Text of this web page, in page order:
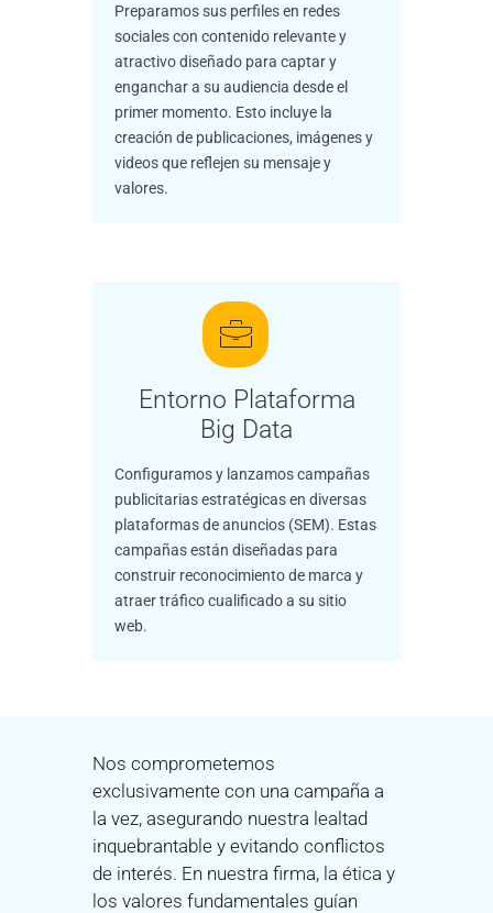
Preparamos sus perfiles en redes
sociales con contenido relevante y
atractivo diseñado para captar y
enganchar a su audiencia desde el
primer momento. Esto incluye la
creación de publicaciones, imágenes y
videos que reflejen su mensaje y
valores.
Entorno Plataforma
Big Data
Configuramos y lanzamos campañas
publicitarias estratégicas en diversas
plataformas de anuncios (SEM). Estas
campañas están diseñadas para
construir reconocimiento de marca y
atraer tráfico cualificado a su sitio
web.
Nos comprometemos
exclusivamente con una campaña a
la vez, asegurando nuestra lealtad
inquebrantable y evitando conflictos
de interés. En nuestra firma, la ética y
los valores fundamentales guían